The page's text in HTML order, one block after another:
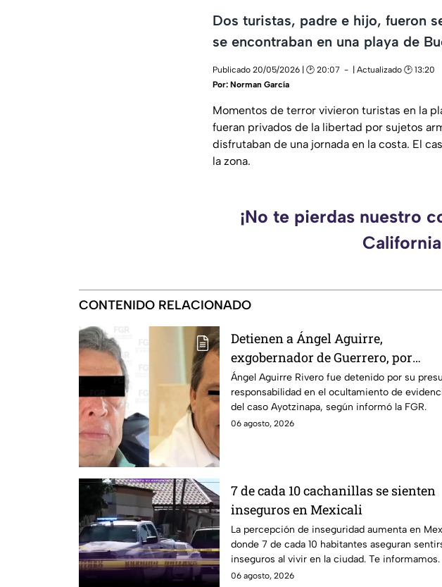
Dos turistas, padre e hijo, fueron
se encontraban en una playa de
Publicado 20/05/2026 | 🕑 20:07
| Actualizado 🕑 13:20
Por: Norman García
Momentos de terror vivieron turistas en la
fueran privados de la libertad por sujetos
disfrutaban de una jornada en la costa. El
la zona.
¡No te pierdas nuestro
CONTENIDO RELACIONADO
Detienen a Ángel Aguirre,
exgobernador de Guerrero, por
presunto ocultamiento de pruebas
caso Ayotzinapa
Ángel Aguirre Rivero fue detenido por su
responsabilidad en el ocultamiento de
del caso Ayotzinapa, según informó la FGR.
06 agosto, 2026
7 de cada 10 cachanillas se sienten
inseguros en Mexicali
La percepción de inseguridad aumenta en
donde 7 de cada 10 habitantes aseguran
inseguros al vivir en la ciudad. Te informamos.
06 agosto, 2026